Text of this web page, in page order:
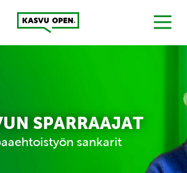
Kasvu Open
MENU
SPARRAAJAT
sankarit